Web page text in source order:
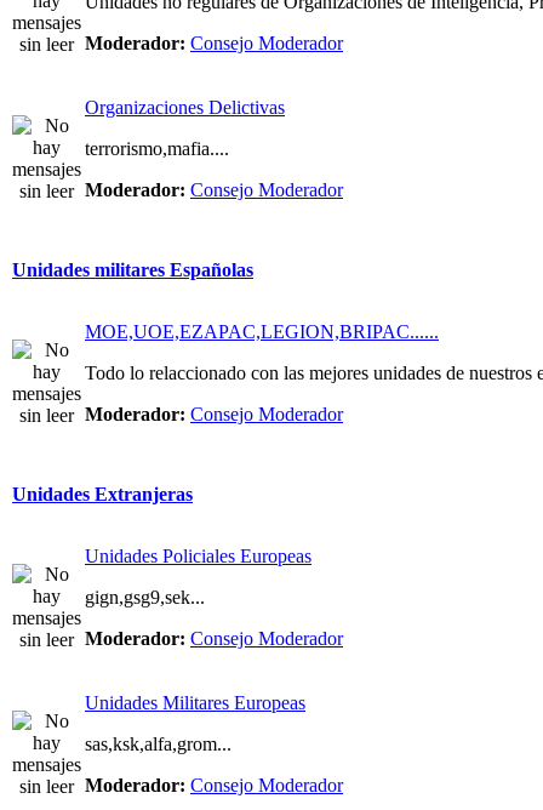
Moderador: Consejo Moderador
Organizaciones Delictivas
terrorismo,mafia....
Moderador: Consejo Moderador
Unidades militares Españolas
MOE,UOE,EZAPAC,LEGION,BRIPAC......
Todo lo relaccionado con las mejores unidades de nuestros
Moderador: Consejo Moderador
Unidades Extranjeras
Unidades Policiales Europeas
gign,gsg9,sek...
Moderador: Consejo Moderador
Unidades Militares Europeas
sas,ksk,alfa,grom...
Moderador: Consejo Moderador